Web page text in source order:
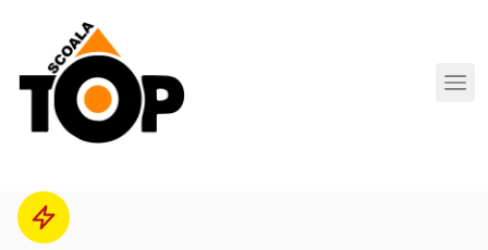
Scoala de Soferi TOP navigation